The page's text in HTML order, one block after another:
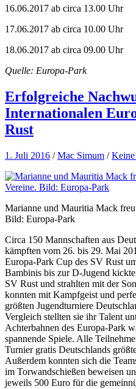
16.06.2017 ab circa 13.00 Uhr
17.06.2017 ab circa 10.00 Uhr
18.06.2017 ab circa 09.00 Uhr
Quelle: Europa-Park
Erfolgreiche
Internationalen
Rust
1. Juli 2016 /Mac Simum /
Marianne und Mauritia Mack
Bild: Europa-Park
Circa 150 Mannschaften aus
kämpften vom 26. bis 29. Mai
Europa-Park Cup des SV Rust
Bambinis bis zur D-Jugend
SV Rust und strahlten mit der
konnten mit Kampfgeist und
größten Jugendturniere
Vergleich stellten sie ihr Talent
Achterbahnen des Europa-Park
spannende Spiele. Alle
Turnier gratis Deutschlands
Außerdem konnten sich die
im Torwandschießen beweisen
jeweils 500 Euro für die